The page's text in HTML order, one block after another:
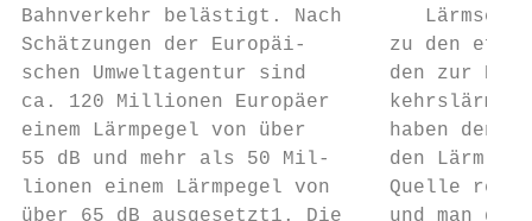
Bahnverkehr belästigt. Nach
Schätzungen der Europäi-       zu den
schen Umweltagentur sind       den zur
ca. 120 Millionen Europäer     kehrslärm.
einem Lärmpegel von über       haben
55 dB und mehr als 50 Mil-     den Lärm
lionen einem Lärmpegel von     Quelle
über 65 dB ausgesetzt1. Die    und man